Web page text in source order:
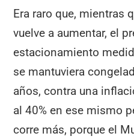
Era raro que, mientras
vuelve a aumentar, el
estacionamiento
se mantuviera
años, contra una
al 40% en ese mismo
corre más, porque el